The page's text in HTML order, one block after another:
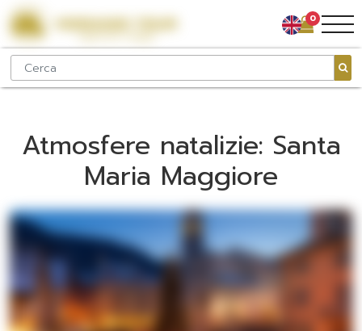
0
Atmosfere natalizie: Santa
Maria Maggiore